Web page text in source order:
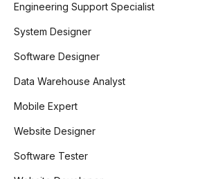
Engineering Support Specialist
System Designer
Software Designer
Data Warehouse Analyst
Mobile Expert
Website Designer
Software Tester